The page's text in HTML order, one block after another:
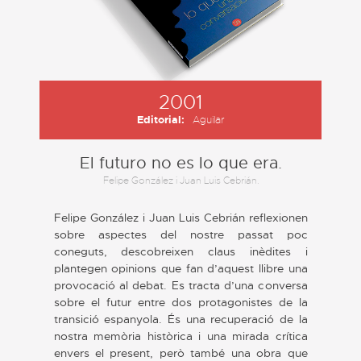
2001
Editorial: Aguilar
El futuro no es lo que era.
Felipe González i Juan Luis Cebrián.
Felipe González i Juan Luis Cebrián reflexionen
sobre aspectes del nostre passat poc
coneguts, descobreixen claus inèdites i
plantegen opinions que fan d’aquest llibre una
provocació al debat. Es tracta d’una conversa
sobre el futur entre dos protagonistes de la
transició espanyola. És una recuperació de la
nostra memòria històrica i una mirada crítica
envers el present, però també una obra que